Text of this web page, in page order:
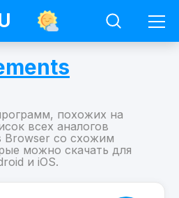
похожих на
всех аналогов
Browser со схожим
можно скачать для
и iOS.